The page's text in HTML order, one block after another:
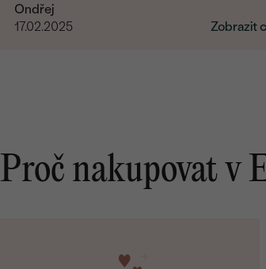
Ondřej
17.02.2025
Zobrazit
Proč nakupovat v